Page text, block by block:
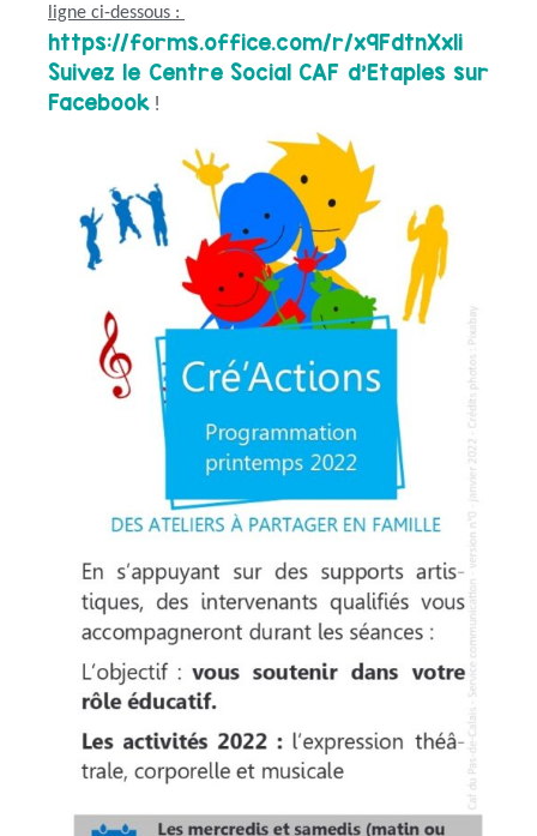
ligne ci-dessous :
https://forms.office.com/r/x9FdtnXx1i
Suivez le Centre Social CAF d’Etaples sur
Facebook !